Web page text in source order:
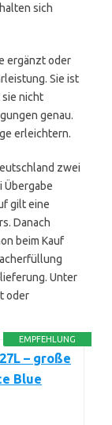
sich
ergänzt oder
Sie ist
nicht
genau.
erleichtern.
zwei
Übergabe
gilt eine
Danach
beim Kauf
Unter
oder
EMPFEHLUNG
– große
Blue